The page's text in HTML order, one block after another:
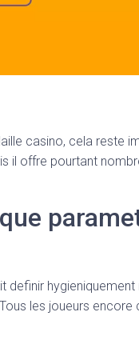
casino, cela
il offre pourtant
definir
les joueurs